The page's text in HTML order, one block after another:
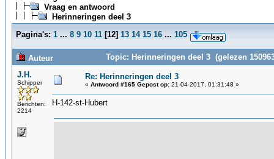
Vraag en antwoord
Herinneringen deel 3
Pagina's: 1 ... 8 9 10 11 [12] 13 14 15 16 ... 105
Auteur
Topic: Herinneringen deel 3 (gelezen
J.H.
Schipper
Berichten:
2214
Re: Herinneringen deel 3
« Antwoord #165 Gepost op: 21-04-2017, 01:31:48 »
H-142-st-Hubert